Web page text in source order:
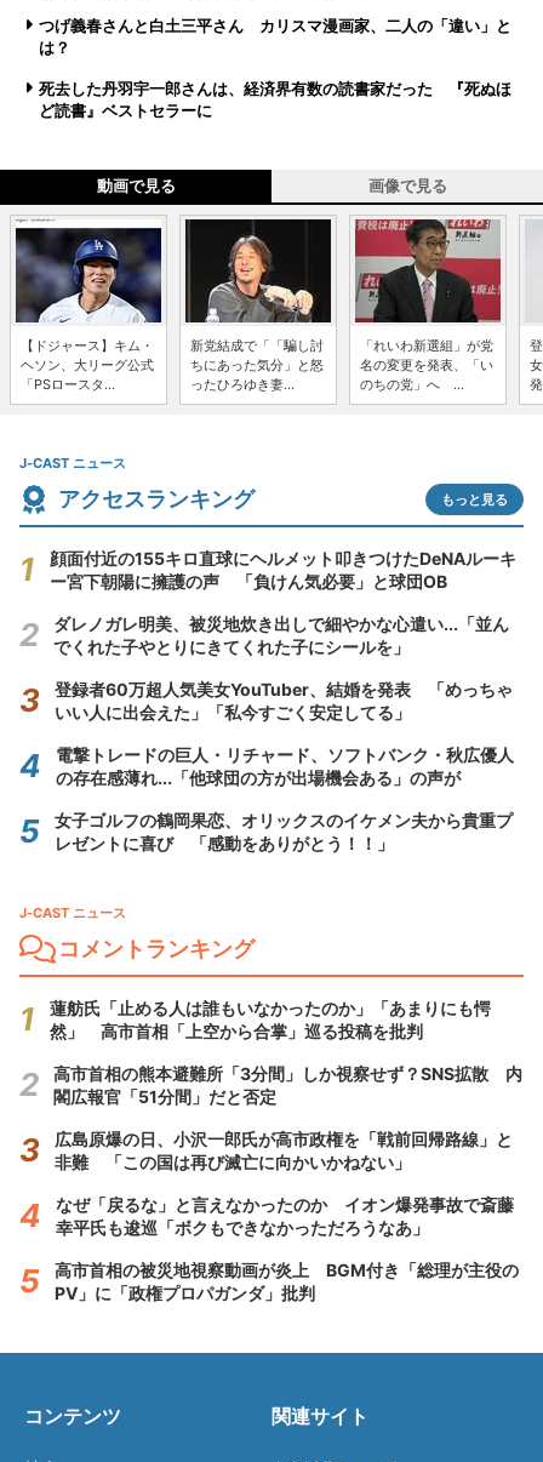
つげ義春さんと白土三平さん カリスマ漫画家、二人の「違い」と
は？
死去した丹羽宇一郎さんは、経済界有数の読書家だった 『死ぬほ
ど読書』ベストセラーに
動画で見る 画像で見る
【ドジャース】キム・
ヘソン、大リーグ公式
「PSロースタ...
新党結成で「「騙し討
ちにあった気分」と怒
ったひろゆき妻...
「れいわ新選組」が党
名の変更を発表、「い
のちの党」へ ...
J-CAST ニュース
アクセスランキング もっと見る
顔面付近の155キロ直球にヘルメット叩きつけたDeNAルーキ
ー宮下朝陽に擁護の声 「負けん気必要」と球団OB
ダレノガレ明美、被災地炊き出しで細やかな心遣い...「並ん
でくれた子やとりにきてくれた子にシールを」
登録者60万超人気美女YouTuber、結婚を発表 「めっちゃ
いい人に出会えた」「私今すごく安定してる」
電撃トレードの巨人・リチャード、ソフトバンク・秋広優人
の存在感薄れ...「他球団の方が出場機会ある」の声が
女子ゴルフの鶴岡果恋、オリックスのイケメン夫から貴重プ
レゼントに喜び 「感動をありがとう！！」
J-CAST ニュース
コメントランキング
蓮舫氏「止める人は誰もいなかったのか」「あまりにも愕
然」 高市首相「上空から合掌」巡る投稿を批判
高市首相の熊本避難所「3分間」しか視察せず？SNS拡散 内
閣広報官「51分間」だと否定
広島原爆の日、小沢一郎氏が高市政権を「戦前回帰路線」と
非難 「この国は再び滅亡に向かいかねない」
なぜ「戻るな」と言えなかったのか イオン爆発事故で斎藤
幸平氏も逡巡「ボクもできなかっただろうなあ」
高市首相の被災地視察動画が炎上 BGM付き「総理が主役の
PV」に「政権プロパガンダ」批判
コンテンツ 関連サイト